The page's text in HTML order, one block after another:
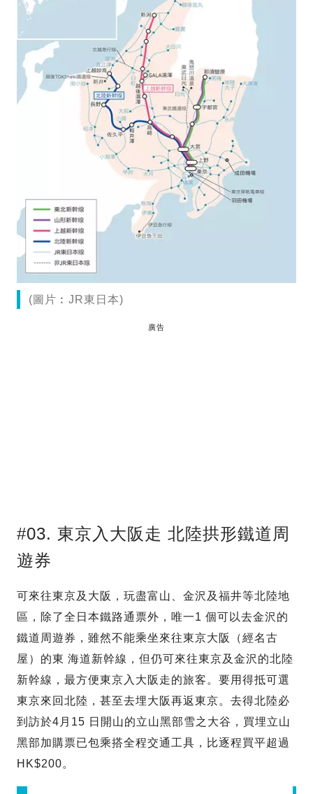
(圖片︰JR東日本)
廣告
#03. 東京入大阪走 北陸拱形鐵道周
遊券
可來往東京及大阪，玩盡富山、金沢及福井等北陸地
區，除了全日本鐵路通票外，唯一1 個可以去金沢的
鐵道周遊券，雖然不能乘坐來往東京大阪（經名古
屋）的東 海道新幹線，但仍可來往東京及金沢的北陸
新幹線，最方便東京入大阪走的旅客。要用得抵可選
東京來回北陸，甚至去埋大阪再返東京。去得北陸必
到訪於4月15 日開山的立山黑部雪之大谷，買埋立山
黑部加購票已包乘搭全程交通工具，比逐程買平超過
HK$200。